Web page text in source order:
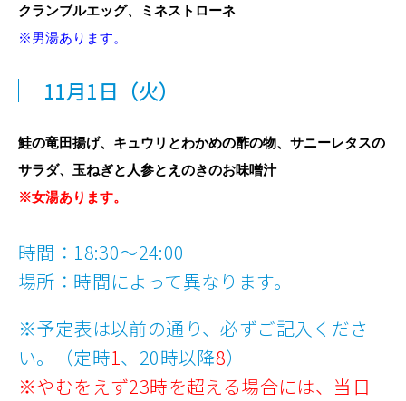
クランブルエッグ、ミネストローネ
※男湯あります。
11月1日 （火）
鮭の竜田揚げ、キュウリとわかめの酢の物、サニーレタスの
サラダ、玉ねぎと人参とえのきのお味噌汁
※女湯あります。
時間：18:30～24:00
場所：時間によって異なります。
※予定表は以前の通り、必ずご記入くださ
い。（定時1、20時以降8）
※やむをえず23時を超える場合には、当日